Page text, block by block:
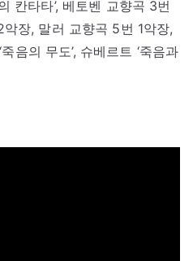
칸타타’, 베토벤 교향곡 3번
장, 말러 교향곡 5번 1악장,
음의 무도’, 슈베르트 ‘죽음과